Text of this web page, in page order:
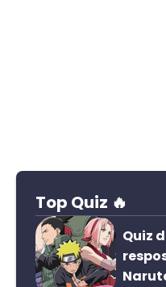
Top Quiz 🔥
Quiz